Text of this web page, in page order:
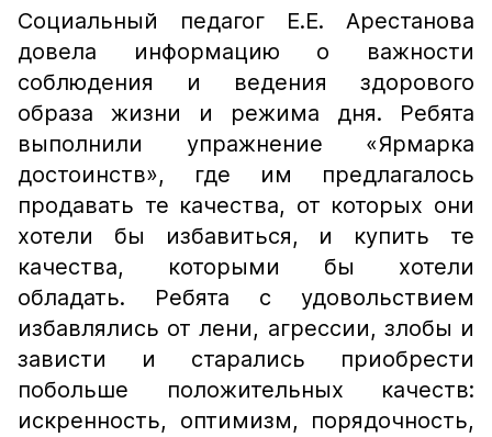
Социальный педагог Е.Е. Арестанова
довела информацию о важности
соблюдения и ведения здорового
образа жизни и режима дня. Ребята
выполнили упражнение «Ярмарка
достоинств», где им предлагалось
продавать те качества, от которых они
хотели бы избавиться, и купить те
качества, которыми бы хотели
обладать. Ребята с удовольствием
избавлялись от лени, агрессии, злобы и
зависти и старались приобрести
побольше положительных качеств:
искренность, оптимизм, порядочность,